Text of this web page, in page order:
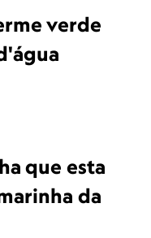
verde
que esta
da